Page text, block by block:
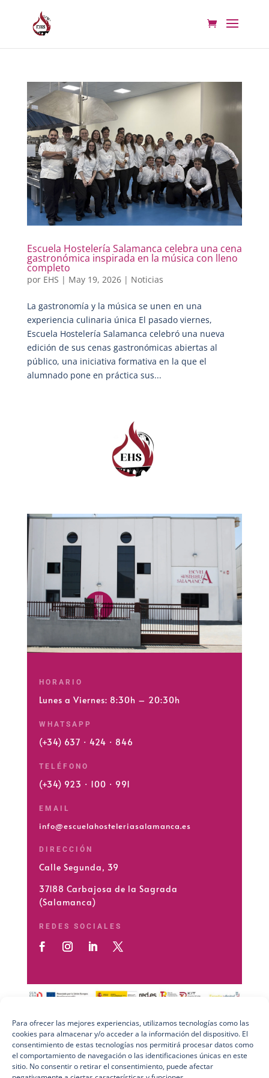
Para ofrecer las mejores experiencias, utilizamos tecnologías como las
cookies para almacenar y/o acceder a la información del dispositivo. El
consentimiento de estas tecnologías nos permitirá procesar datos como
el comportamiento de navegación o las identificaciones únicas en este
sitio. No consentir o retirar el consentimiento, puede afectar
Escuela Hostelería Salamanca celebra una cena
gastronómica inspirada en la música con lleno
completo
por EHS | May 19, 2026| Noticias
La gastronomía y la música se unen en una
experiencia culinaria única El pasado viernes,
Escuela Hostelería Salamanca celebró una nueva
edición de sus cenas gastronómicas abiertas al
público, una iniciativa formativa en la que el
alumnado pone en práctica sus...
HORARIO
Lunes a Viernes: 8:30h – 20:30h
WHATSAPP
(+34) 637 · 424 · 846
TELÉFONO
(+34) 923 · 100 · 991
EMAIL
info@escuelahosteleriasalamanca.es
DIRECCIÓN
Calle Segunda, 39
37188 Carbajosa de la Sagrada
(Salamanca)
REDES SOCIALES
Preguntas Frecuentes (FAQs)
Aviso Legal